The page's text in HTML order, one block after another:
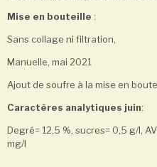
Mise en bouteille :
Sans collage ni filtration,
Manuelle, mai 2021
Ajout de soufre à la mise en
Caractères analytiques juin:
Degré= 12,5 %, sucres= 0,5 g/l,
mg/l